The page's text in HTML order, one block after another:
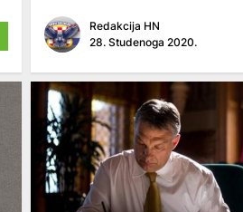
Redakcija HN
28. Studenoga 2020.